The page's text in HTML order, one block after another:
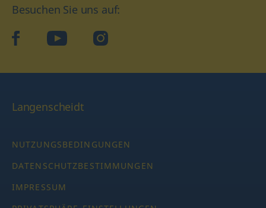
Besuchen Sie uns auf:
facebookYouTube Instagram
Langenscheidt
NUTZUNGSBEDINGUNGEN
DATENSCHUTZBESTIMMUNGEN
IMPRESSUM